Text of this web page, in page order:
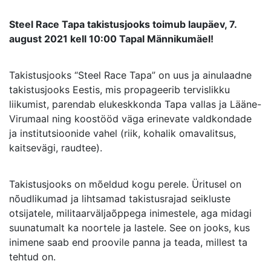
Steel Race Tapa takistusjooks toimub laupäev, 7.
august 2021 kell 10:00 Tapal Männikumäel!
Takistusjooks “Steel Race Tapa” on uus ja ainulaadne
takistusjooks Eestis, mis propageerib tervislikku
liikumist, parendab elukeskkonda Tapa vallas ja Lääne-
Virumaal ning koostööd väga erinevate valdkondade
ja institutsioonide vahel (riik, kohalik omavalitsus,
kaitsevägi, raudtee).
Takistusjooks on mõeldud kogu perele. Üritusel on
nõudlikumad ja lihtsamad takistusrajad seikluste
otsijatele, militaarväljaõppega inimestele, aga midagi
suunatumalt ka noortele ja lastele. See on jooks, kus
inimene saab end proovile panna ja teada, millest ta
tehtud on.